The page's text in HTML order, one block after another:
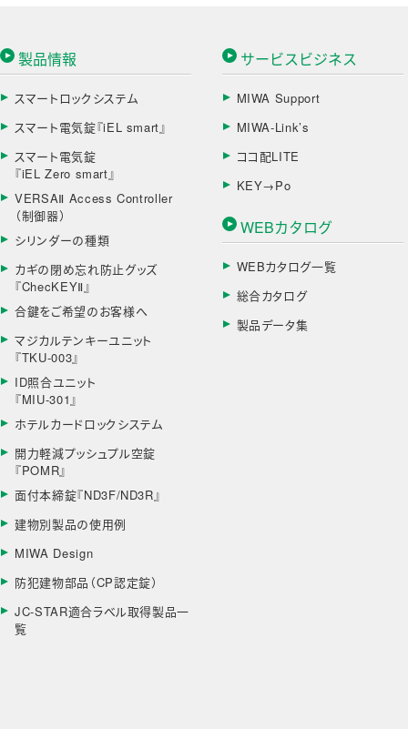
製品情報
スマートロックシステム
スマート電気錠『iEL smart』
スマート電気錠
『iEL Zero smart』
VERSAⅡ Access Controller
（制御器）
シリンダーの種類
カギの閉め忘れ防止グッズ
『ChecKEYⅡ』
合鍵をご希望のお客様へ
マジカルテンキーユニット
『TKU-003』
ID照合ユニット
『MIU-301』
ホテルカードロックシステム
開力軽減プッシュプル空錠
『POMR』
面付本締錠『ND3F/ND3R』
建物別製品の使用例
MIWA Design
防犯建物部品（CP認定錠）
JC-STAR適合ラベル取得製品一
覧
サービスビジネス
MIWA Support
MIWA-Link’s
ココ配LITE
KEY→Po
WEBカタログ
WEBカタログ一覧
総合カタログ
製品データ集